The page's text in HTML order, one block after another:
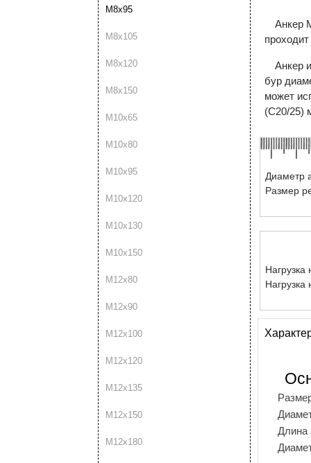
М8х95
М8х105
М8х120
М8х150
М10х65
М10х80
М10х95
М10х120
М10х130
М10х150
М12х80
М12х90
М12х100
М12х120
М12х135
М12х150
М12х180
Анкер
Анкер
бур
может
(С20/25)
Диаметр
Размер
Нагрузка
Длина